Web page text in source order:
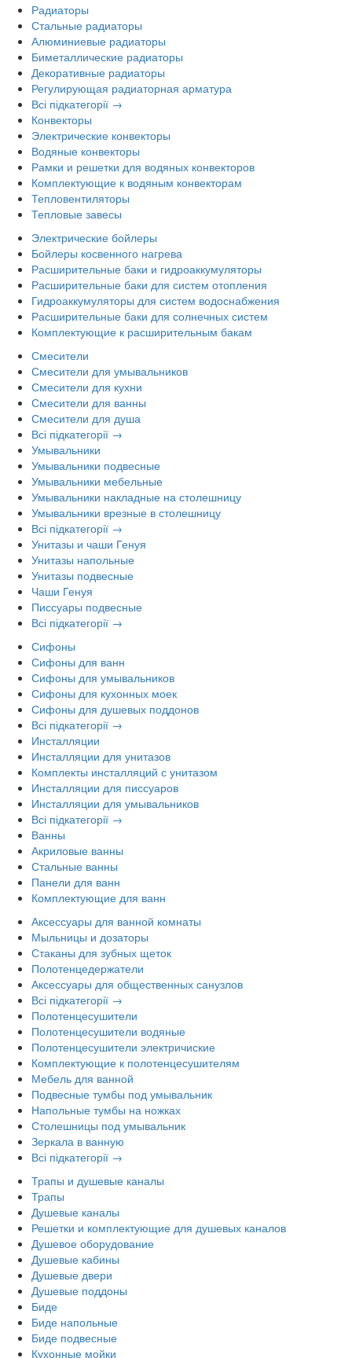
Радиаторы
Стальные радиаторы
Алюминиевые радиаторы
Биметаллические радиаторы
Декоративные радиаторы
Регулирующая радиаторная арматура
Всі підкатегорії →
Конвекторы
Электрические конвекторы
Водяные конвекторы
Рамки и решетки для водяных конвекторов
Комплектующие к водяным конвекторам
Тепловентиляторы
Тепловые завесы
Электрические бойлеры
Бойлеры косвенного нагрева
Расширительные баки и гидроаккумуляторы
Расширительные баки для систем отопления
Гидроаккумуляторы для систем водоснабжения
Расширительные баки для солнечных систем
Комплектующие к расширительным бакам
Смесители
Смесители для умывальников
Смесители для кухни
Смесители для ванны
Смесители для душа
Всі підкатегорії →
Умывальники
Умывальники подвесные
Умывальники мебельные
Умывальники накладные на столешницу
Умывальники врезные в столешницу
Всі підкатегорії →
Унитазы и чаши Генуя
Унитазы напольные
Унитазы подвесные
Чаши Генуя
Писсуары подвесные
Всі підкатегорії →
Сифоны
Сифоны для ванн
Сифоны для умывальников
Сифоны для кухонных моек
Сифоны для душевых поддонов
Всі підкатегорії →
Инсталляции
Инсталляции для унитазов
Комплекты инсталляций с унитазом
Инсталляции для писсуаров
Инсталляции для умывальников
Всі підкатегорії →
Ванны
Акриловые ванны
Стальные ванны
Панели для ванн
Комплектующие для ванн
Аксессуары для ванной комнаты
Мыльницы и дозаторы
Стаканы для зубных щеток
Полотенцедержатели
Аксессуары для общественных санузлов
Всі підкатегорії →
Полотенцесушители
Полотенцесушители водяные
Полотенцесушители электричиские
Комплектующие к полотенцесушителям
Мебель для ванной
Подвесные тумбы под умывальник
Напольные тумбы на ножках
Столешницы под умывальник
Зеркала в ванную
Всі підкатегорії →
Трапы и душевые каналы
Трапы
Душевые каналы
Решетки и комплектующие для душевых каналов
Душевое оборудование
Душевые кабины
Душевые двери
Душевые поддоны
Биде
Биде напольные
Биде подвесные
Кухонные мойки